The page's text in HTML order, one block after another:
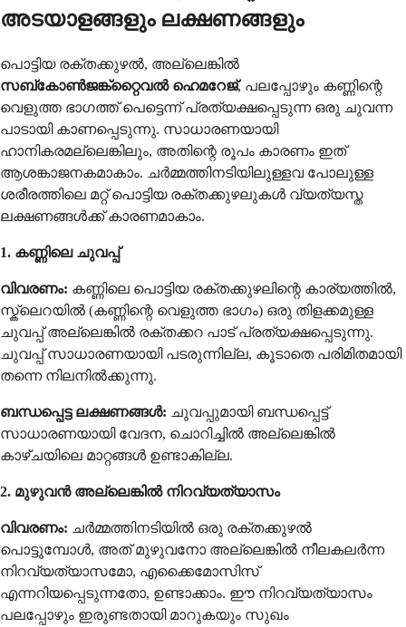
അടയാളങ്ങളും ലക്ഷണങ്ങളും
പൊട്ടിയ രക്തക്കുഴൽ, അല്ലെങ്കിൽ
സബ്‌കോൺജങ്ക്റ്റൈവൽ ഹെമറേജ്, പലപ്പോഴും കണ്ണിന്റെ
വെളുത്ത ഭാഗത്ത് പെട്ടെന്ന് പ്രത്യക്ഷപ്പെടുന്ന ഒരു ചുവന്ന
പാടായി കാണപ്പെടുന്നു. സാധാരണയായി
ഹാനികരമല്ലെങ്കിലും, അതിന്റെ രൂപം കാരണം ഇത്
ആശങ്കാജനകമാകാം. ചർമ്മത്തിനടിയിലുള്ളവ പോലുള്ള
ശരീരത്തിലെ മറ്റ് പൊട്ടിയ രക്തക്കുഴലുകൾ വ്യത്യസ്ത
ലക്ഷണങ്ങൾക്ക് കാരണമാകാം.
1. കണ്ണിലെ ചുവപ്പ്
വിവരണം: കണ്ണിലെ പൊട്ടിയ രക്തക്കുഴലിന്റെ കാര്യത്തിൽ,
സ്ക്ലെറയിൽ (കണ്ണിന്റെ വെളുത്ത ഭാഗം) ഒരു തിളക്കമുള്ള
ചുവപ്പ് അല്ലെങ്കിൽ രക്തക്കറ പാട് പ്രത്യക്ഷപ്പെടുന്നു.
ചുവപ്പ് സാധാരണയായി പടരുന്നില്ല, കൂടാതെ പരിമിതമായി
തന്നെ നിലനിൽക്കുന്നു.
ബന്ധപ്പെട്ട ലക്ഷണങ്ങൾ: ചുവപ്പുമായി ബന്ധപ്പെട്ട്
സാധാരണയായി വേദന, ചൊറിച്ചിൽ അല്ലെങ്കിൽ
കാഴ്ചയിലെ മാറ്റങ്ങൾ ഉണ്ടാകില്ല.
2. മുഴുവൻ അല്ലെങ്കിൽ നിറവ്യത്യാസം
വിവരണം: ചർമ്മത്തിനടിയിൽ ഒരു രക്തക്കുഴൽ
പൊട്ടുമ്പോൾ, അത് മുഴുവനോ അല്ലെങ്കിൽ നീലകലർന്ന
നിറവ്യത്യാസമോ, എക്കൈമോസിസ്
എന്നറിയപ്പെടുന്നതോ, ഉണ്ടാക്കാം. ഈ നിറവ്യത്യാസം
പലപ്പോഴും ഇരുണ്ടതായി മാറുകയും സുഖം